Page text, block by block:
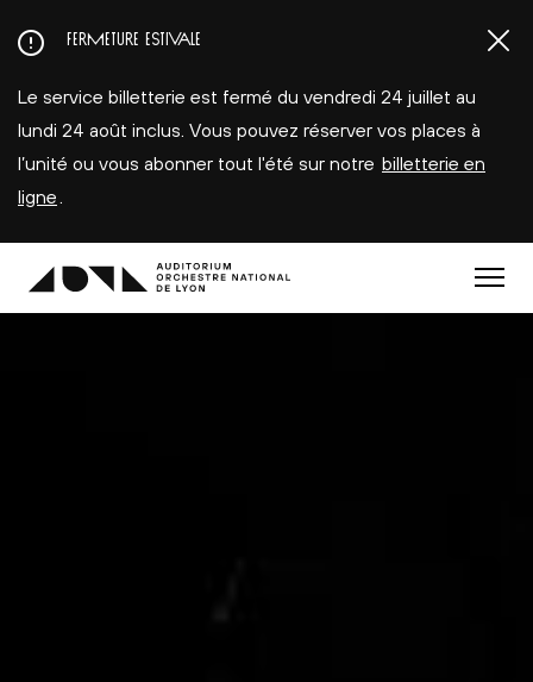
au
principal
FERMETURE ESTIVALE
Le service billetterie est fermé du vendredi 24 juillet au
lundi 24 août inclus. Vous pouvez réserver vos places à
l’unité ou vous abonner tout l'été sur notre billetterie en
ligne
Menu